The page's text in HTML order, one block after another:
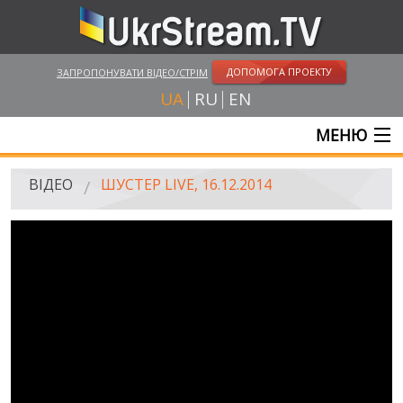
ЗАПРОПОНУВАТИ ВІДЕО/СТРІМ ДОПОМОГА ПРОЕКТУ
UA RU EN
МЕНЮ
ГОЛОВНА
ВІДЕО ШУСТЕР LIVE, 16.12.2014